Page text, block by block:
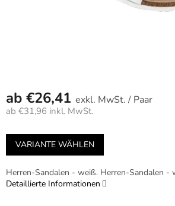
ab €26,41 / Paar
ab €31,96 inkl. MwSt.
VARIANTE WÄHLEN
Herren-Sandalen - weiß. Herren-Sandalen -
Detaillierte Informationen